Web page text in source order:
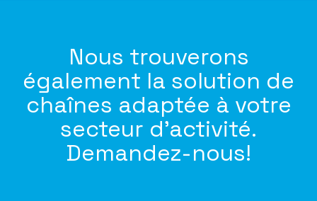
Nous trouverons
également la solution de
chaînes adaptée à votre
secteur d’activité.
Demandez-nous!